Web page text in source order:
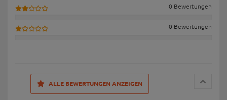
0 Bewertungen
0 Bewertungen
ALLE BEWERTUNGEN ANZEIGEN